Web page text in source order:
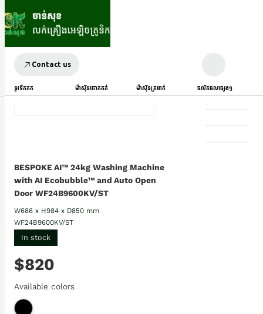
Contact us
ទូរទឹកកក ម៉ាស៊ីនបោកគក់ ម៉ាស៊ីនត្រជាក់ ផលិតផលផ្សេងៗ
BESPOKE AI™ 24kg Washing Machine
with AI Ecobubble™ and Auto Open
Door WF24B9600KV/ST
W686 x H984 x D850 mm
WF24B9600KV/ST
In stock
$820
Available colors